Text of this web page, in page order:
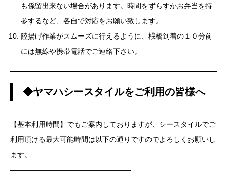
も係留出来ない場合があります。時間をずらすかお弁当を持
参するなど、各自で対応をお願い致します。
陸揚げ作業がスムーズに行えるように、桟橋到着の１０分前
には無線や携帯電話でご連絡下さい。
◆ヤマハシースタイルをご利用の皆様へ
【基本利用時間】でもご案内しておりますが、シースタイルでご
利用頂ける最大可能時間は以下の通りですのでよろしくお願いし
ます。
—————————————————